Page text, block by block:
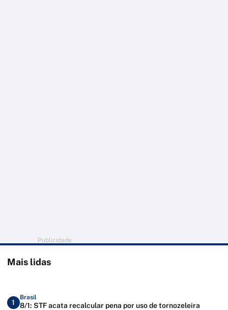
Publicidade
Mais lidas
1
Brasil
8/1: STF acata recalcular pena por uso de tornozeleira